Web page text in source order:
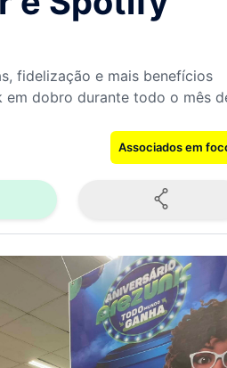
fidelização e mais benefícios
em dobro durante todo o mês
Associados em